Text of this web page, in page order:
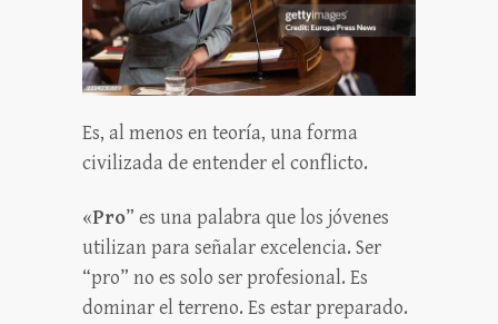
Es, al menos en teoría, una forma
civilizada de entender el conflicto.
«Pro” es una palabra que los jóvenes
utilizan para señalar excelencia. Ser
“pro” no es solo ser profesional. Es
dominar el terreno. Es estar preparado.